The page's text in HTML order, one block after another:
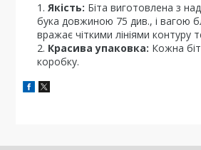
Якість: Біта виготовлена з
бука довжиною 75 див., і вагою
вражає чіткими лініями контуру
Красива упаковка: Кожна
коробку.